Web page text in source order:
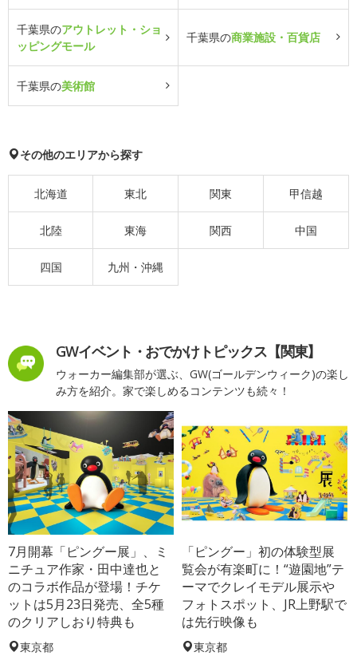
千葉県のアウトレット・ショ
ッピングモール
千葉県の商業施設・百貨店
千葉県の美術館
その他のエリアから探す
北海道 東北 関東 甲信越
北陸 東海 関西 中国
四国 九州・沖縄
GWイベント・おでかけトピックス【関東】
ウォーカー編集部が選ぶ、GW(ゴールデンウィーク)の楽し
み方を紹介。家で楽しめるコンテンツも続々！
7月開幕「ピングー展」、ミ
ニチュア作家・田中達也と
のコラボ作品が登場！チケ
ットは5月23日発売、全5種
のクリアしおり特典も
東京都
「ピングー」初の体験型展
覧会が有楽町に！“遊園地”テ
ーマでクレイモデル展示や
フォトスポット、JR上野駅で
は先行映像も
東京都